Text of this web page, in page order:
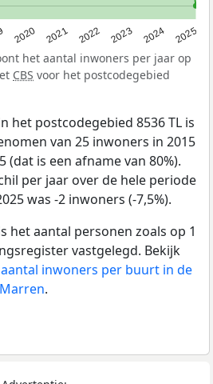
2020 2021 2022 2023 2024 2025
het aantal inwoners per jaar op
CBS voor het postcodegebied
het postcodegebied 8536 TL is
van 25 inwoners in 2015
(dat is een afname van 80%).
per jaar over de hele periode
was -2 inwoners (-7,5%).
het aantal personen zoals op 1
vastgelegd. Bekijk
inwoners per buurt in de
.